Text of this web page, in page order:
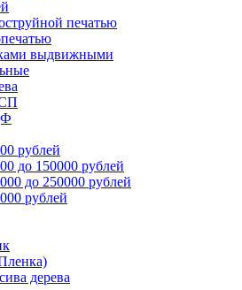
печатью
выдвижными
рублей
до 150000 рублей
до 250000 рублей
рублей
дерева